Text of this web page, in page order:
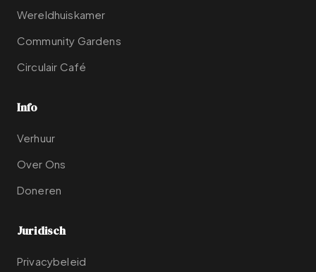
Wereldhuiskamer
Community Gardens
Circulair Café
Info
Verhuur
Over Ons
Doneren
Juridisch
Privacybeleid